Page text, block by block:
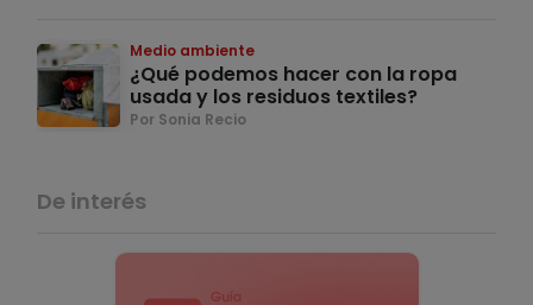
Medio ambiente
¿Qué podemos hacer con la ropa
usada y los residuos textiles?
Por Sonia Recio
De interés